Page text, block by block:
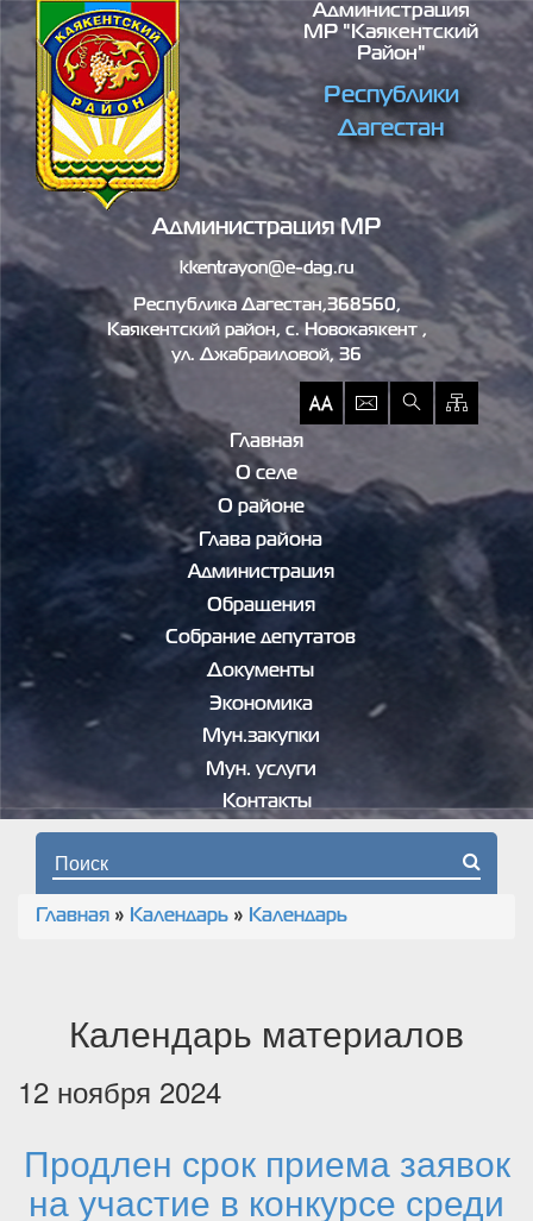
Перейти к основному содержаниюАдминистрация
МР "Каякентский
Район"
Республики
Дагестан
Администрация МР
kkentrayon@e-dag.ru
Республика Дагестан,368560,
Каякентский район, c. Новокаякент ,
ул. Джабраиловой, 36
Главная
О селе
О районе
Глава района
Администрация
Обращения
Собрание депутатов
Документы
Экономика
Мун.закупки
Мун. услуги
Контакты
Форма поиска
Вы здесь
Главная » Календарь » Календарь
Календарь материалов
12 ноября 2024
Продлен срок приема заявок
на участие в конкурсе среди